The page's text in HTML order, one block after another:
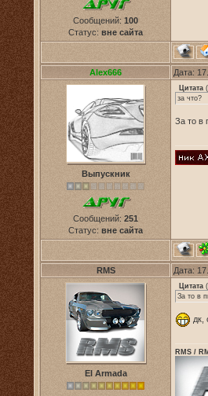
Сообщений: 100
Статус: вне сайта
Alex666 Дата:
Выпускник
Сообщений: 251
Статус: вне сайта
Цитата (
за что?
За то в
RMS Дата:
El Armada
Цитата (
За то в
дк,
RMS /